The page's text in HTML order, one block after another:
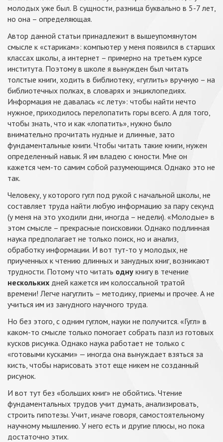
молодых уже был. В сущности, разница буквально в 5-7 лет,
но она – определяющая.
Автор данной статьи принадлежит в вышеупомянутом
смысле к «старикам»: компьютер у меня появился в старших
классах школы, а интернет – примерно на третьем курсе
института. Поэтому в школе я вынужден был читать
толстые книги, ходить в библиотеку, «гуглить» вручную – на
библиотечных полках, в словарях и энциклопедиях.
Информация не давалась «с лету»: чтобы найти нечто
нужное, приходилось перелопатить горы всего. А для того,
чтобы знать, что и как «лопатить», нужно было
внимательно прочитать нудные и длинные, зато
фундаментальные книги. Чтобы читать такие книги, нужен
определенный навык. Я им владею с юности. Мне он
кажется чем-то самим собой разумеющимся. Однако это не
так.
Человеку, у которого гугл под рукой с начальной школы, не
составляет труда найти любую информацию за пару секунд
(у меня на это уходили дни, иногда – недели). «Молодые» в
этом смысле – прекрасные поисковики. Однако подлинная
наука предполагает не только поиск, но и анализ,
обработку информации. И вот тут-то у молодых, не
приученных к чтению длинных и занудных книг, возникают
трудности. Потому что читать одну книгу в течение
нескольких дней кажется им колоссальной тратой
времени! Легче нагуглить – методику, приемы и прочее. А не
учиться им из занудного научного труда.
Но без этого, с одним гуглом, науки не получится. «Гугл» в
каком-то смысле только помогает собрать пазл из готовых
кусков рисунка. Однако наука работает не только с
«готовыми кусками» — иногда она вынуждает взяться за
кисть, чтобы нарисовать этот еще никем не созданный
рисунок.
И вот тут без «больших книг» не обойтись. Чтение
фундаментальных трудов учит думать, анализировать,
строить гипотезы. Учит, иначе говоря, самостоятельному
научному мышлению. У него есть и другие плюсы, но пока
достаточно этих.